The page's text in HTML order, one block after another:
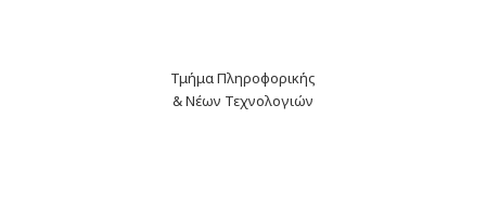
Τμήμα Πληροφορικής
& Νέων Τεχνολογιών